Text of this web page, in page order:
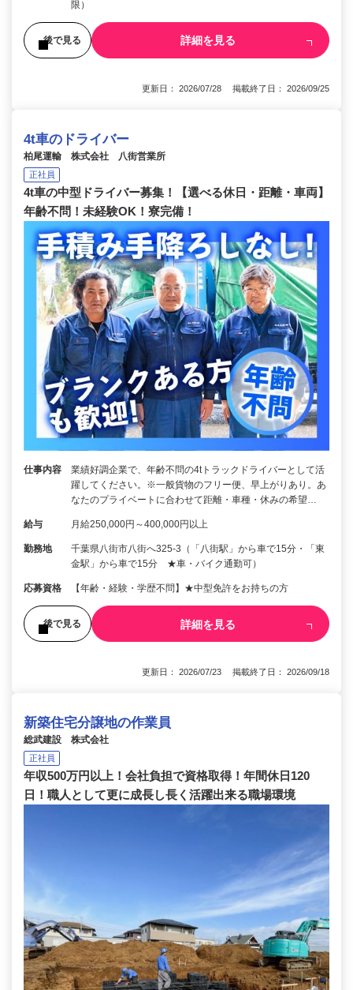
限）
後で見る 詳細を見る
更新日： 2026/07/28 掲載終了日： 2026/09/25
4t車のドライバー
柏尾運輸 株式会社 八街営業所
正社員
4t車の中型ドライバー募集！【選べる休日・距離・車両】
年齢不問！未経験OK！寮完備！
仕事内容
業績好調企業で、年齢不問の4tトラックドライバーとして活
躍してください。※一般貨物のフリー便、早上がりあり。あ
なたのプライベートに合わせて距離・車種・休みの希望…
給与 月給250,000円～400,000円以上
勤務地
千葉県八街市八街へ325-3（「八街駅」から車で15分・「東
金駅」から車で15分 ★車・バイク通勤可）
応募資格 【年齢・経験・学歴不問】★中型免許をお持ちの方
後で見る 詳細を見る
更新日： 2026/07/23 掲載終了日： 2026/09/18
新築住宅分譲地の作業員
総武建設 株式会社
正社員
年収500万円以上！会社負担で資格取得！年間休日120
日！職人として更に成長し長く活躍出来る職場環境